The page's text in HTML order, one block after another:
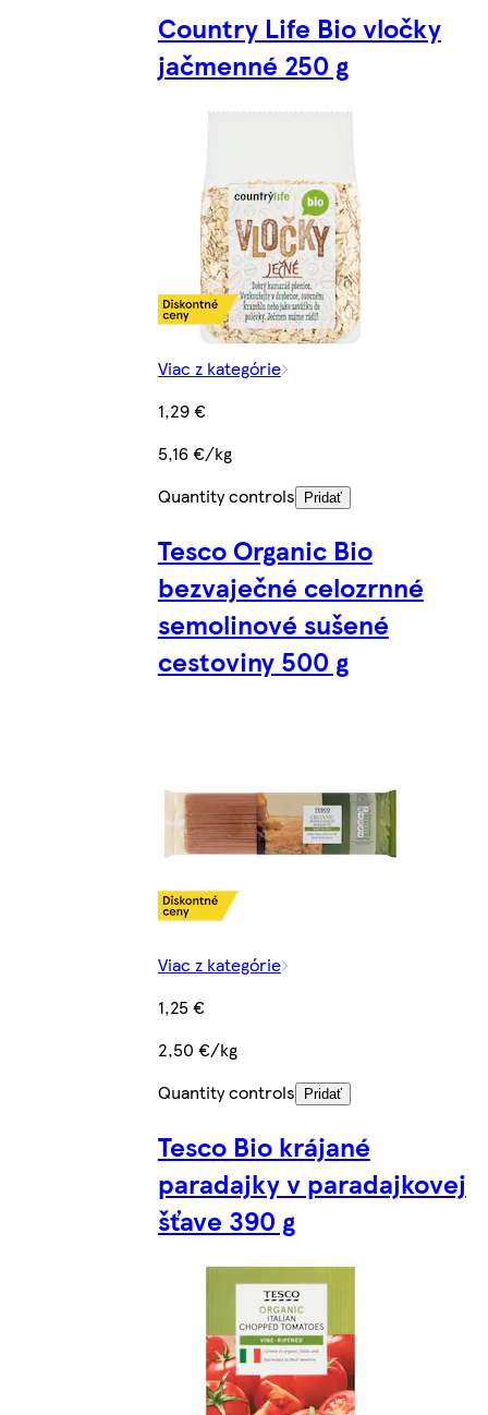
Country Life Bio vločky
jačmenné 250 g
Viac z kategórie
1,29 €
5,16 €/kg
Quantity controls
Pridať
Tesco Organic Bio
bezvaječné celozrnné
semolinové sušené
cestoviny 500 g
Viac z kategórie
1,25 €
2,50 €/kg
Quantity controls
Pridať
Tesco Bio krájané
paradajky v paradajkovej
šťave 390 g